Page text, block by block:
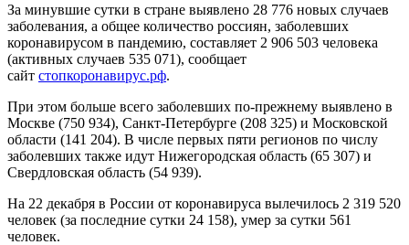
За минувшие сутки в стране выявлено 28 776 новых случаев
заболевания, а общее количество россиян, заболевших
коронавирусом в пандемию, составляет 2 906 503 человека
(активных случаев 535 071), сообщает
сайт стопкоронавирус.рф.
При этом больше всего заболевших по-прежнему выявлено в
Москве (750 934), Санкт-Петербурге (208 325) и Московской
области (141 204). В числе первых пяти регионов по числу
заболевших также идут Нижегородская область (65 307) и
Свердловская область (54 939).
На 22 декабря в России от коронавируса вылечилось 2 319 520
человек (за последние сутки 24 158), умер за сутки 561
человек.